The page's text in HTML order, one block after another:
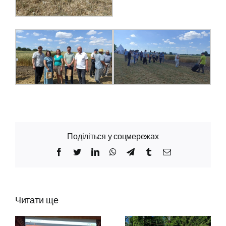
Поділіться у соцмережах
Facebook
TwitterLinkedInWhatsApp
TelegramTumblrEmail
Читати ще
Інститут захисту
польових дослідів